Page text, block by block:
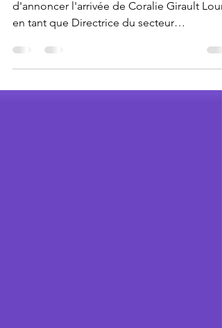
La FONDATION TRAJETS a le plaisir
d'annoncer l'arrivée de Coralie Girault
en tant que Directrice du secteur